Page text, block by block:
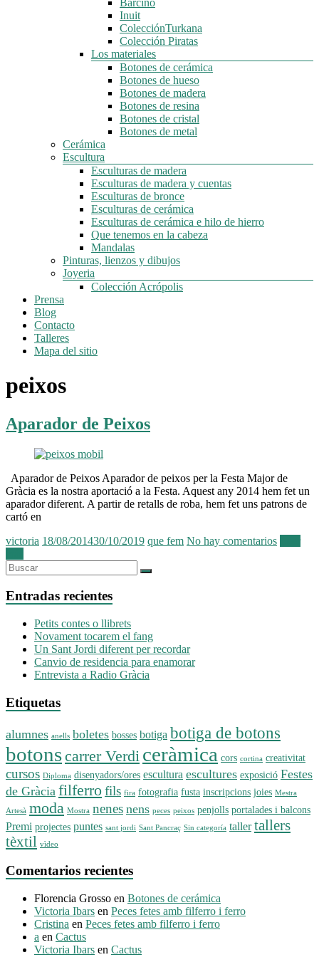
Inuit
ColecciónTurkana
Colección Piratas
Los materiales
Botones de cerámica
Botones de hueso
Botones de madera
Botones de resina
Botones de cristal
Botones de metal
Cerámica
Escultura
Esculturas de madera
Esculturas de madera y cuentas
Esculturas de bronce
Esculturas de cerámica
Esculturas de cerámica e hilo de hierro
Que tenemos en la cabeza
Mandalas
Pinturas, lienzos y dibujos
Joyeria
Colección Acrópolis
Prensa
Blog
Contacto
Talleres
Mapa del sitio
peixos
Aparador de Peixos
Aparador de Peixos Aparador de peixos per la Festa Major de
Gràcia es la nostra aportació a la Festa. Aquest any 2014 hem fet un
aparador diferent. A partir de retalls de roba, hem fet uns patrons de
cartó en
victoria 18/08/201430/10/2019 que fem No hay comentarios
Entradas recientes
Petits contes o llibrets
Novament tocarem el fang
Un Sant Jordi diferent per recordar
Canvio de residencia para enamorar
Entrevista a Radio Gràcia
Etiquetas
alumnes anells boletes bosses botiga botiga de botons
botonscarrer Verdi ceràmica cors cortina creativitat
cursos Diploma disenyadors/ores escultura escultures exposició Festes
de Gràcia filferrofils fira fotografia fusta inscripcions joies Mestra
Artesà moda Mostra nenes nens peces peixos penjolls portalades i balcons
Premi projectes puntes sant jordi Sant Pancraç Sin categoría taller tallers
tèxtil vìdeo
Comentarios recientes
Florencia Grosso en Botones de cerámica
Victoria Ibars en Peces fetes amb filferro i ferro
Cristina en Peces fetes amb filferro i ferro
a en Cactus
Victoria Ibars en Cactus